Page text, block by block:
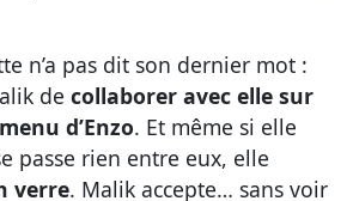
n’a pas dit son dernier mot :
de collaborer avec elle sur
d’Enzo. Et même si elle
passe rien entre eux, elle
verre. Malik accepte… sans voir